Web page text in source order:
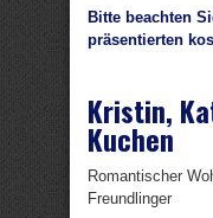
Bitte beachten
präsentierten
Kristin,
Kuchen
Romantischer
Freundlinger